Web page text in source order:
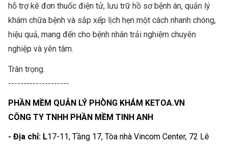
hỗ trợ kê đơn thuốc điện tử, lưu trữ hồ sơ bệnh án, quản lý
khám chữa bệnh và sắp xếp lịch hẹn một cách nhanh chóng,
hiệu quả, mang đến cho bệnh nhân trải nghiệm chuyên
nghiệp và yên tâm.
Trân trọng.
--------------------
PHẦN MỀM QUẢN LÝ PHÒNG KHÁM KETOA.VN
CÔNG TY TNHH PHẦN MỀM TINH ANH
- Địa chỉ: L17-11, Tầng 17, Tòa nhà Vincom Center, 72 Lê